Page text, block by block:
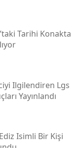
Tarihi Konakta
Ilgilendiren Lgs
Yayınlandı
Isimli Bir Kişi